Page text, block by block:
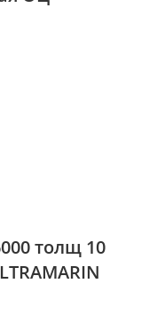
толщ 10